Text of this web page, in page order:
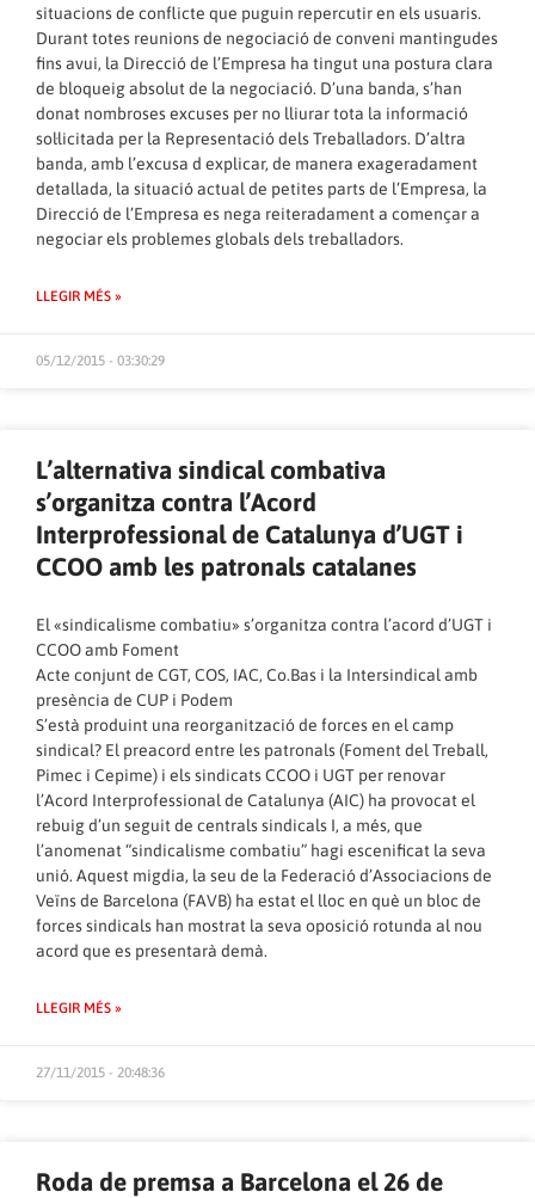
situacions de conflicte que puguin repercutir en els usuaris.
Durant totes reunions de negociació de conveni mantingudes
fins avui, la Direcció de l’Empresa ha tingut una postura clara
de bloqueig absolut de la negociació. D’una banda, s’han
donat nombroses excuses per no lliurar tota la informació
sol·licitada per la Representació dels Treballadors. D’altra
banda, amb l’excusa d explicar, de manera exageradament
detallada, la situació actual de petites parts de l’Empresa, la
Direcció de l’Empresa es nega reiteradament a començar a
negociar els problemes globals dels treballadors.
LLEGIR MÉS »
05/12/2015 - 03:30:29
L’alternativa sindical combativa
s’organitza contra l’Acord
Interprofessional de Catalunya d’UGT i
CCOO amb les patronals catalanes
El «sindicalisme combatiu» s’organitza contra l’acord d’UGT i
CCOO amb Foment
Acte conjunt de CGT, COS, IAC, Co.Bas i la Intersindical amb
presència de CUP i Podem
S’està produint una reorganització de forces en el camp
sindical? El preacord entre les patronals (Foment del Treball,
Pimec i Cepime) i els sindicats CCOO i UGT per renovar
l’Acord Interprofessional de Catalunya (AIC) ha provocat el
rebuig d’un seguit de centrals sindicals I, a més, que
l’anomenat “sindicalisme combatiu” hagi escenificat la seva
unió. Aquest migdia, la seu de la Federació d’Associacions de
Veïns de Barcelona (FAVB) ha estat el lloc en què un bloc de
forces sindicals han mostrat la seva oposició rotunda al nou
acord que es presentarà demà.
LLEGIR MÉS »
27/11/2015 - 20:48:36
Roda de premsa a Barcelona el 26 de